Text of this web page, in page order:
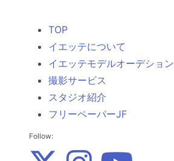
TOP
イエッテについて
イエッテモデルオーデション
撮影サービス
スタジオ紹介
フリーペーパーJF
Follow: